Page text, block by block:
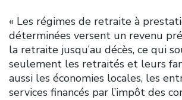
« Les régimes de retraite à
déterminées versent un revenu
la retraite jusqu’au décès, ce qui
seulement les retraités et leurs
aussi les économies locales, les
services financés par l’impôt des